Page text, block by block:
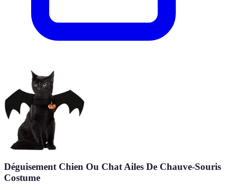
Déguisement Chien Ou Chat Ailes De Chauve-Souris
Costume